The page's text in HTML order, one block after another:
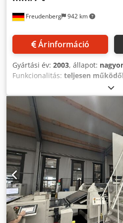
Freudenberg 942 km
Árinformáció
Gyártási év: 2003, állapot:
Funkcionalitás: teljesen
max. 1500 mm
Dedporazyqofx Acfskr Tekercs
508 mm